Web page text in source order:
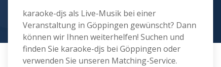
karaoke-djs als Live-Musik bei einer
Veranstaltung in Göppingen gewünscht? Dann
können wir Ihnen weiterhelfen! Suchen und
finden Sie karaoke-djs bei Göppingen oder
verwenden Sie unseren Matching-Service.